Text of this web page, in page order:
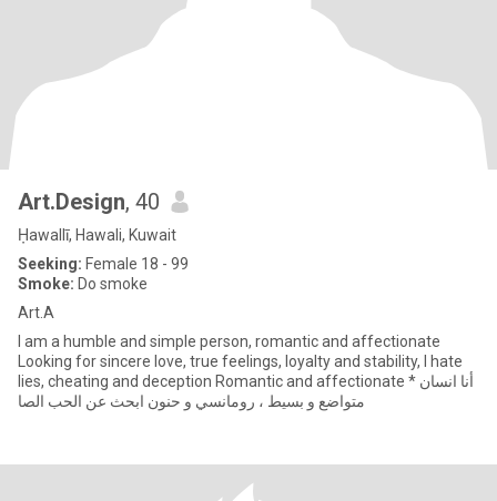
Art.Design, 40
Ḥawallī, Hawali, Kuwait
Seeking: Female 18 - 99
Smoke: Do smoke
Art.A
I am a humble and simple person, romantic and affectionate
Looking for sincere love, true feelings, loyalty and stability, I hate
lies, cheating and deception Romantic and affectionate * أنا انسان
متواضع و بسيط ، رومانسي و حنون ابحث عن الحب الصا